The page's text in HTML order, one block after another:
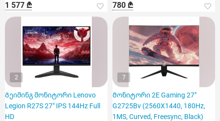
1 577 ₾ 780 ₾
2
Გეიმინგ მონიტორი Lenovo
Legion R27S 27" IPS 144Hz Full
HD
7
Მონიტორი 2E Gaming 27"
G2725Bv (2560X1440, 180Hz,
1MS, Curved, Freesync, Black)